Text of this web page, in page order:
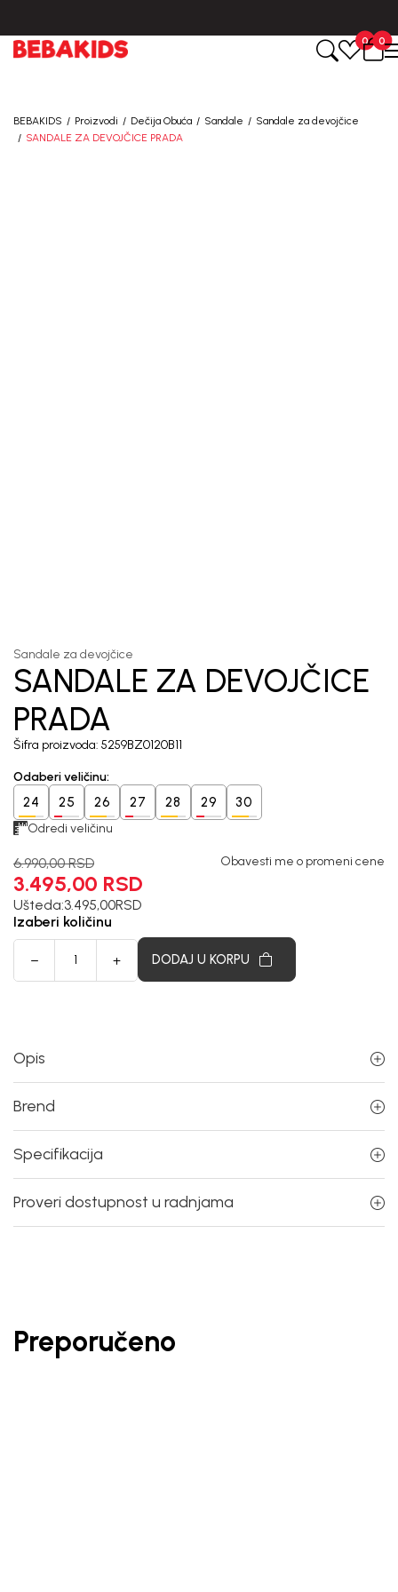
0
0
BEBAKIDS Proizvodi Dečija Obuća Sandale
Sandale za devojčice
SANDALE ZA DEVOJČICE PRADA
Sandale za devojčice
SANDALE ZA DEVOJČICE
PRADA
Šifra proizvoda: 5259BZ0120B11
Odaberi veličinu:
24 25 26 27 28 29 30
Odredi veličinu
6.990,00 RSD
3.495,00 RSD
Ušteda:3.495,00RSD
Obavesti me o promeni cene
Izaberi količinu
DODAJ U KORPU
Opis
Brend
Specifikacija
Proveri dostupnost u radnjama
Preporučeno